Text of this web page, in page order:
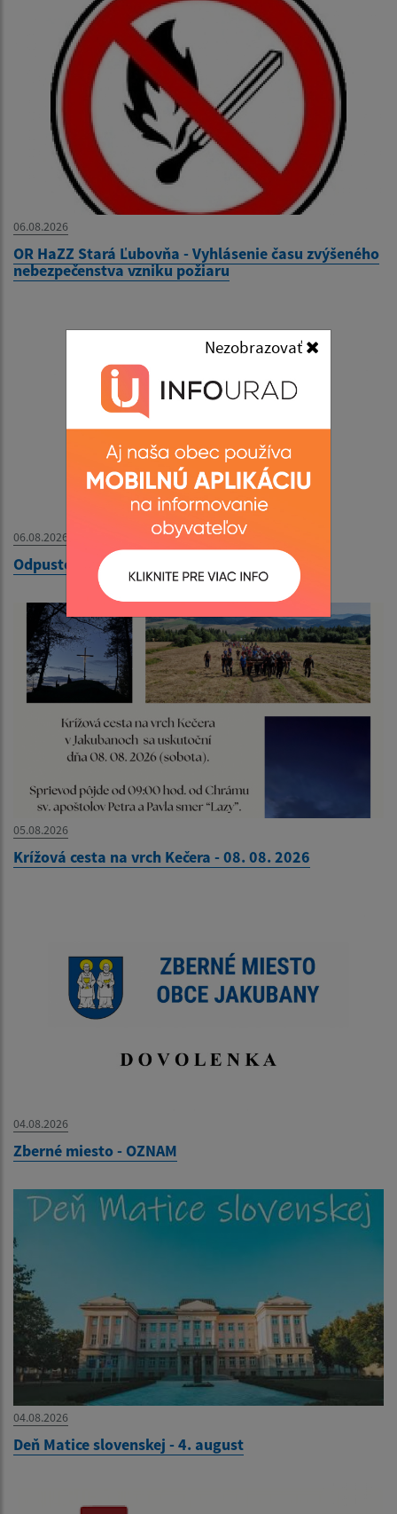
Nezobrazovať
06.08.2026
OR HaZZ Stará Ľubovňa - Vyhlásenie času zvýšeného
nebezpečenstva vzniku požiaru
06.08.2026
Odpustový futbalový turnaj - 09. 08. 2026
05.08.2026
Krížová cesta na vrch Kečera - 08. 08. 2026
04.08.2026
Zberné miesto - OZNAM
04.08.2026
Deň Matice slovenskej - 4. august